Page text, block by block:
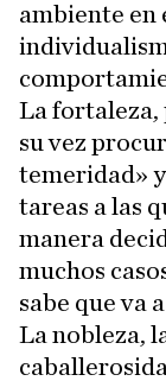
ambiente en
La fortaleza,
su vez
temeridad»
tareas a las
manera
muchos
sabe que va
La nobleza,